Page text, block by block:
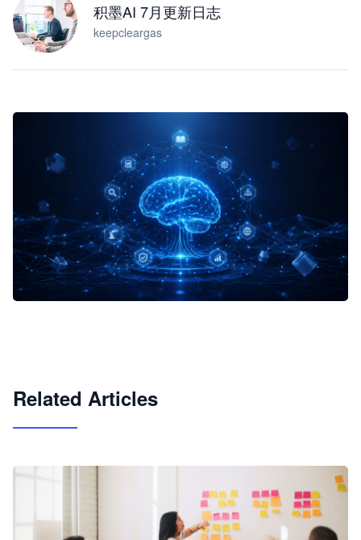
积墨AI 7月更新日志
keepcleargas
Related Articles